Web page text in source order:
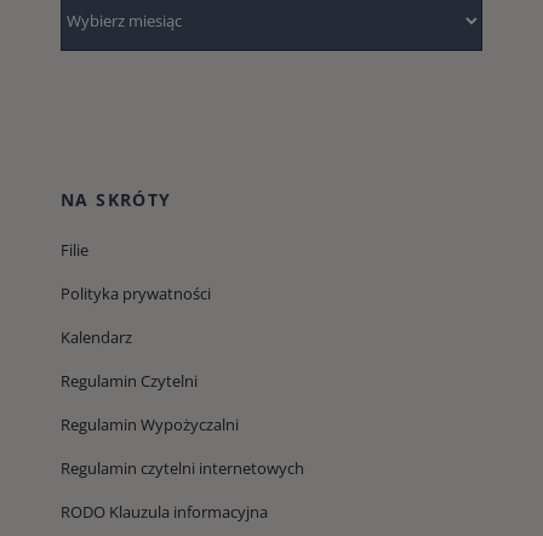
NA SKRÓTY
Filie
Polityka prywatności
Kalendarz
Regulamin Czytelni
Regulamin Wypożyczalni
Regulamin czytelni internetowych
RODO Klauzula informacyjna